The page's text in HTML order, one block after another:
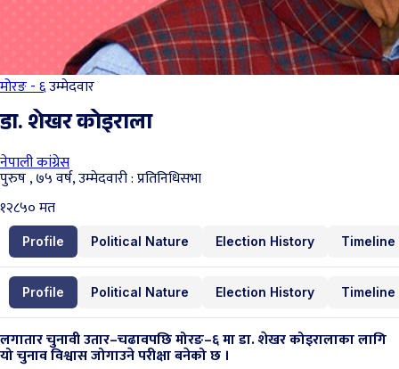
मोरङ - ६उम्मेदवार
डा. शेखर कोइराला
नेपाली कांग्रेस
पुरुष , ७५ वर्ष, उम्मेदवारी : प्रतिनिधिसभा
१२८५०मत
Profile Political Nature Election History Timeline
Profile Political Nature Election History Timeline
लगातार चुनावी उतार–चढावपछि मोरङ–६ मा डा. शेखर कोइरालाका लागि
यो चुनाव विश्वास जोगाउने परीक्षा बनेको छ ।